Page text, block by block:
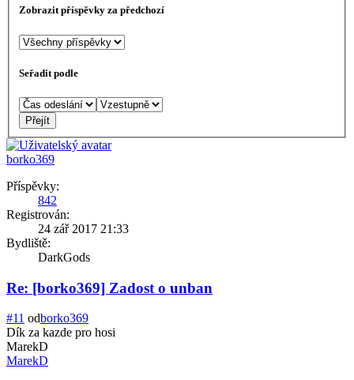
Zobrazit příspěvky za předchozí
Seřadit podle
borko369
Příspěvky:
842
Registrován:
24 zář 2017 21:33
Bydliště:
DarkGods
Re: [borko369] Zadost o unban
#11 odborko369
Dík za kazde pro hosi
MarekD
MarekD